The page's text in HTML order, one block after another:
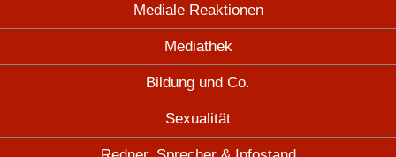
Mediale Reaktionen
Mediathek
Bildung und Co.
Sexualität